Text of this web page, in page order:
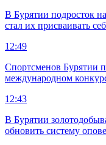
В Бурятии подросток
стал их присваивать
12:49
Спортсменов Бурятии
международном
12:43
В Бурятии
обновить систему